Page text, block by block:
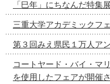
「巳年」にちなんだ特集
三重大学アカデミックフ
第３回みえ県民１万人ア
コートヤード・バイ・マ
を使用したフェアが開催